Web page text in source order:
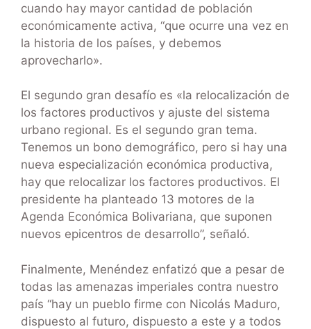
cuando hay mayor cantidad de población
económicamente activa, “que ocurre una vez en
la historia de los países, y debemos
aprovecharlo».
El segundo gran desafío es «la relocalización de
los factores productivos y ajuste del sistema
urbano regional. Es el segundo gran tema.
Tenemos un bono demográfico, pero si hay una
nueva especialización económica productiva,
hay que relocalizar los factores productivos. El
presidente ha planteado 13 motores de la
Agenda Económica Bolivariana, que suponen
nuevos epicentros de desarrollo”, señaló.
Finalmente, Menéndez enfatizó que a pesar de
todas las amenazas imperiales contra nuestro
país “hay un pueblo firme con Nicolás Maduro,
dispuesto al futuro, dispuesto a este y a todos